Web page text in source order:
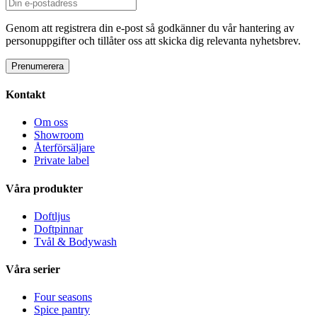
Genom att registrera din e-post så godkänner du vår hantering av
personuppgifter och tillåter oss att skicka dig relevanta nyhetsbrev.
Kontakt
Om oss
Showroom
Återförsäljare
Private label
Våra produkter
Doftljus
Doftpinnar
Tvål & Bodywash
Våra serier
Four seasons
Spice pantry